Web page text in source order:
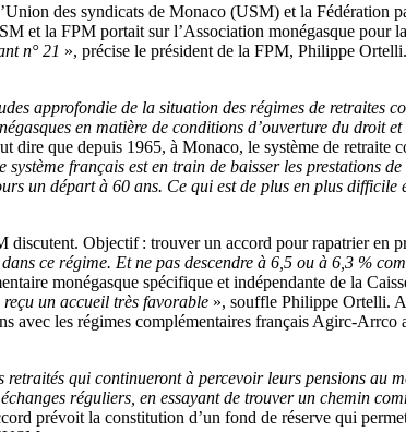
des syndicats de Monaco (USM) et la Fédération
et la FPM portait sur l’Association monégasque pour
n° 21 », précise le président de la FPM, Philippe Ortelli.
approfondie de la situation des régimes de
en matière de conditions d’ouverture du droit
dire que depuis 1965, à Monaco, le système de retraite
système français est en train de baisser les prestations
un départ à 60 ans. Ce qui est de plus en plus difficile
discutent. Objectif : trouver un accord pour rapatrier en
ce régime. Et ne pas descendre à 6,5 ou à 6,3 %
monégasque spécifique et indépendante de la
un accueil très favorable », souffle Philippe Ortelli.
avec les régimes complémentaires français Agirc-
qui continueront à percevoir leurs pensions au
réguliers, en essayant de trouver un chemin
prévoit la constitution d’un fond de réserve qui